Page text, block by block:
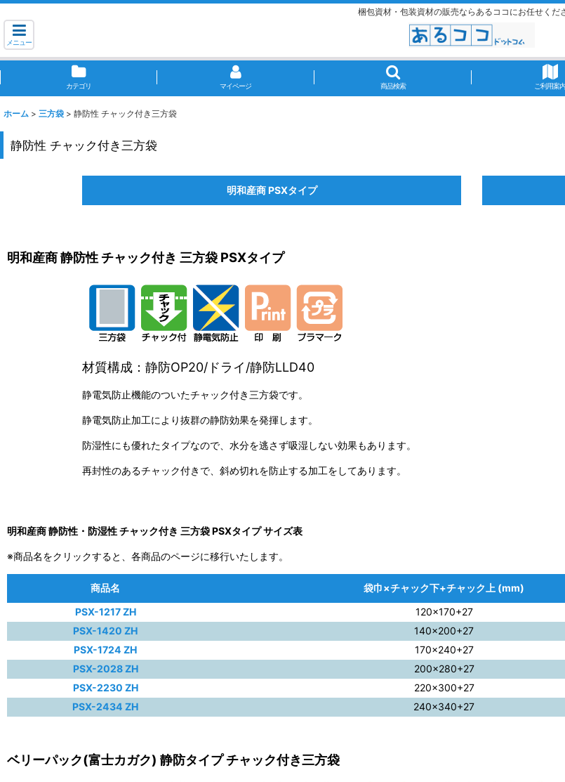
梱包資材・包装資材の販売ならあるココにお任せくだ
メニュー
カテゴリ マイページ 商品検索 ご利用案内
ホーム > 三方袋 > 静防性 チャック付き三方袋
静防性 チャック付き三方袋
明和産商 PSXタイプ
明和産商 静防性 チャック付き 三方袋 PSXタイプ
材質構成：静防OP20/ドライ/静防LLD40
静電気防止機能のついたチャック付き三方袋です。
静電気防止加工により抜群の静防効果を発揮します。
防湿性にも優れたタイプなので、水分を逃さず吸湿しない効果もあります。
再封性のあるチャック付きで、斜め切れを防止する加工をしてあります。
明和産商 静防性・防湿性 チャック付き 三方袋 PSXタイプ サイズ表
※商品名をクリックすると、各商品のページに移行いたします。
商品名 袋巾×チャック下+チャック上 (mm)
PSX-1217 ZH
120×170+27
PSX-1420 ZH
140×200+27
PSX-1724 ZH
170×240+27
PSX-2028 ZH
200×280+27
PSX-2230 ZH
220×300+27
PSX-2434 ZH
240×340+27
ベリーパック(富士カガク) 静防タイプ チャック付き三方袋